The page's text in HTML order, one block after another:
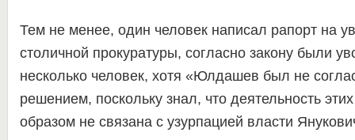
Тем не менее, один человек написал рапорт на
столичной прокуратуры, согласно закону были
несколько человек, хотя «Юлдашев был не
решением, поскольку знал, что деятельность
образом не связана с узурпацией власти